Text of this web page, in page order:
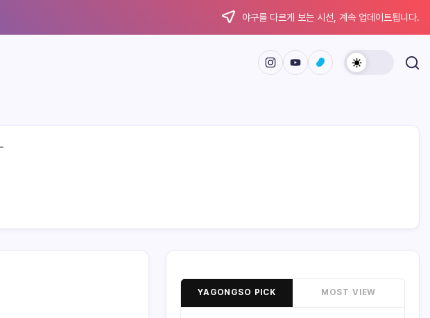
야구를 다르게 보는 시선, 계속 업데이트됩니다.
YAGONGSO PICK MOST VIEW